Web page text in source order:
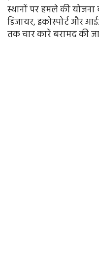
स्थानों पर हमले की योजना
डिजायर, इकोस्पोर्ट और
तक चार कारें बरामद की